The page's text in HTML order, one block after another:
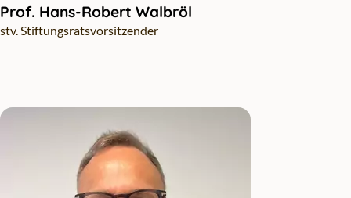
Prof. Hans-Robert Walbröl
stv. Stiftungsratsvorsitzender